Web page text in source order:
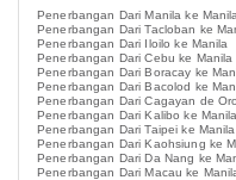
Penerbangan Dari Manila ke Manila
Penerbangan Dari Tacloban ke
Penerbangan Dari Iloilo ke Manila
Penerbangan Dari Cebu ke Manila
Penerbangan Dari Boracay ke
Penerbangan Dari Bacolod ke
Penerbangan Dari Cagayan de
Penerbangan Dari Kalibo ke Manila
Penerbangan Dari Taipei ke Manila
Penerbangan Dari Kaohsiung ke
Penerbangan Dari Da Nang ke
Penerbangan Dari Macau ke